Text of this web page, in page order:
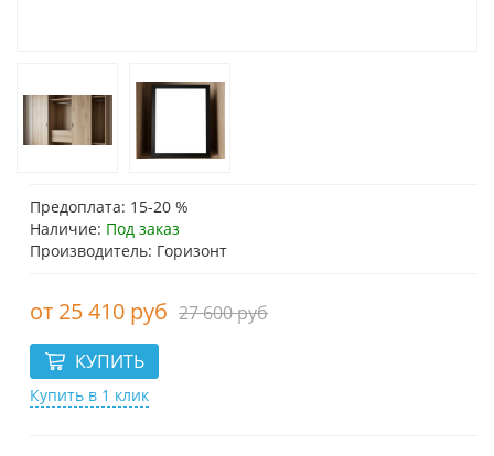
Предоплата: 15-20 %
Наличие: Под заказ
Производитель: Горизонт
25 410 руб 27 600 руб
Купить в 1 клик